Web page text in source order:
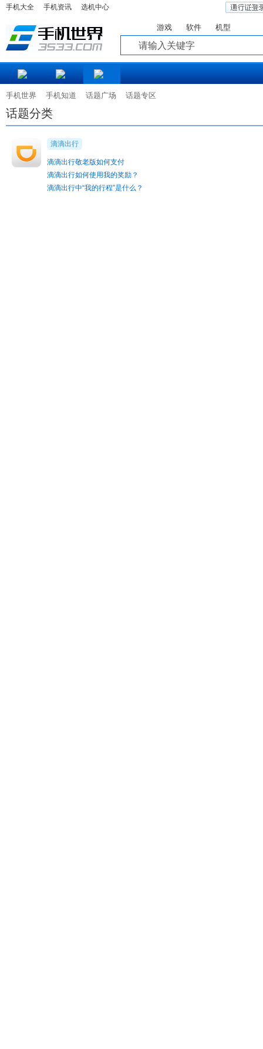
手机大全 手机资讯 选机中心
游戏 软件 机型
手机世界 手机知道 话题广场 话题专区
话题分类
滴滴出行
滴滴出行敬老版如何支付
滴滴出行如何使用我的奖励？
滴滴出行中“我的行程”是什么？